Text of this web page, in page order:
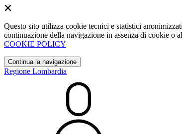
Questo sito utilizza cookie tecnici e statistici
continuazione della navigazione in assenza di cookie o
COOKIE POLICY
Continua la navigazione
Regione Lombardia